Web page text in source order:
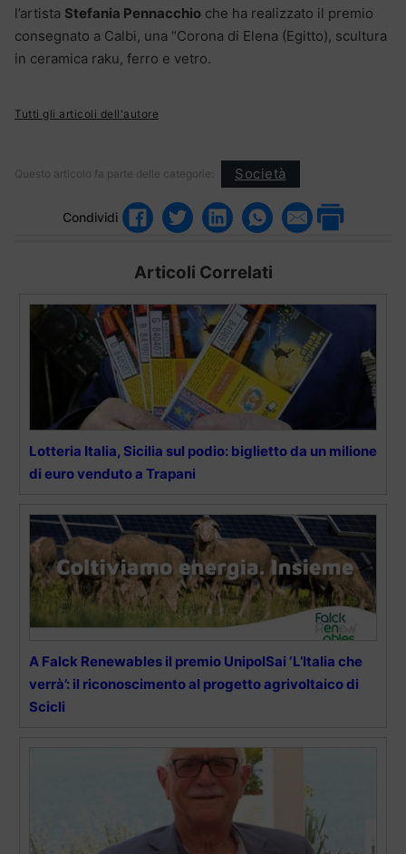
l’artista Stefania Pennacchio che ha realizzato il premio
consegnato a Calbi, una “Corona di Elena (Egitto), scultura
in ceramica raku, ferro e vetro.
Tutti gli articoli dell'autore
Questo articolo fa parte delle categorie: Società
Condividi
Articoli Correlati
Lotteria Italia, Sicilia sul podio: biglietto da un milione
di euro venduto a Trapani
A Falck Renewables il premio UnipolSai ‘L’Italia che
verrà’: il riconoscimento al progetto agrivoltaico di
Scicli